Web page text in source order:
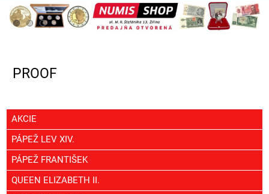
PROOF
AKCIE
PÁPEŽ LEV XIV.
PÁPEŽ FRANTIŠEK
QUEEN ELIZABETH II.